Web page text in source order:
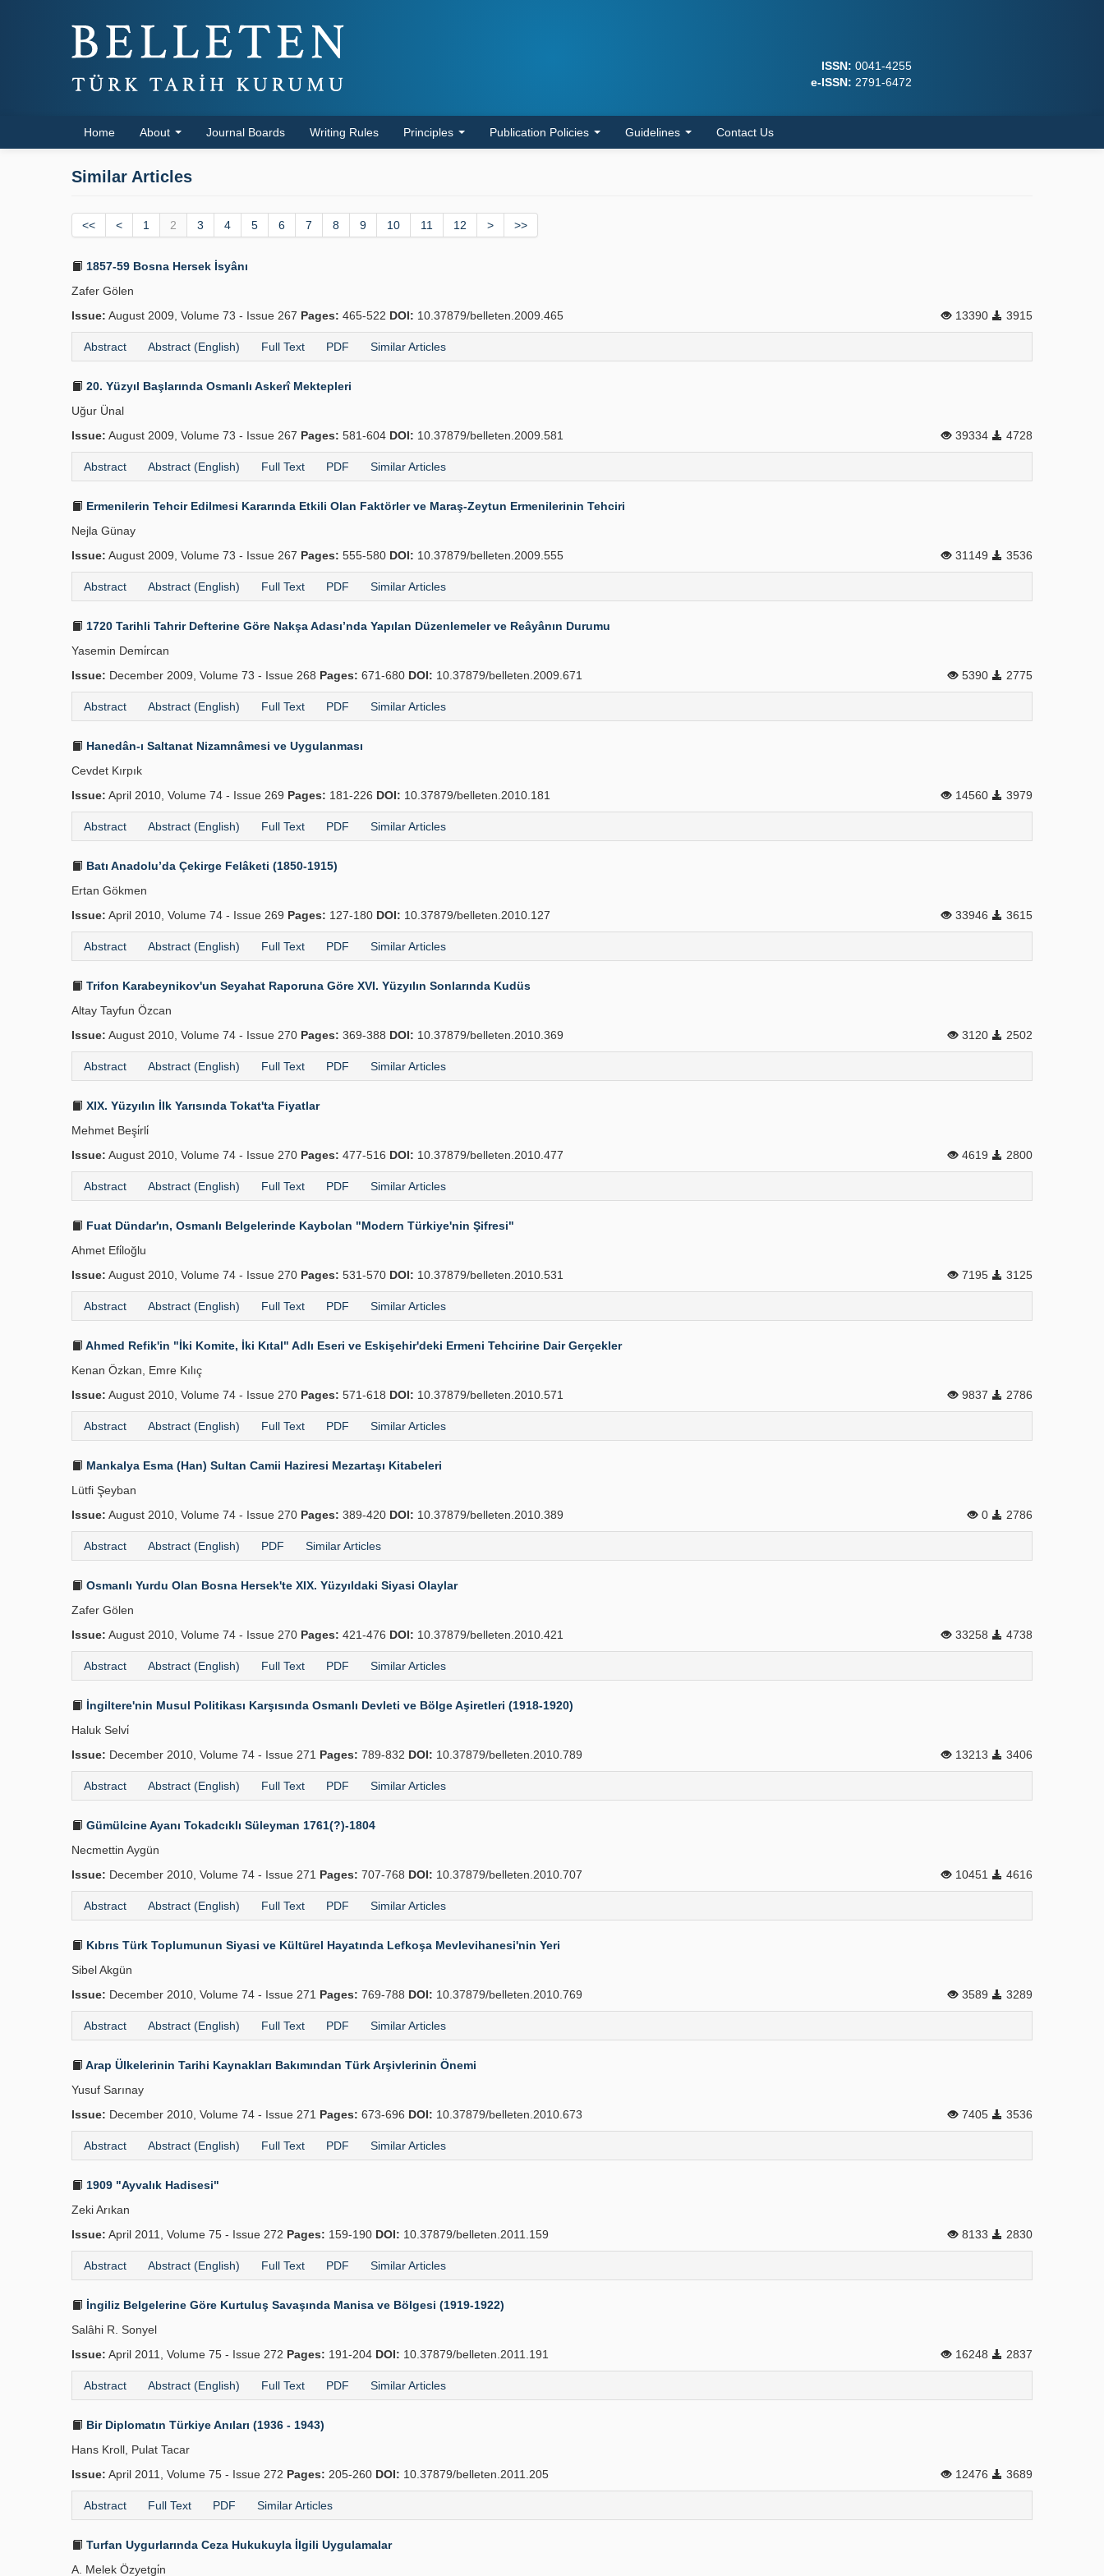
ISSN: 0041-4255
e-ISSN: 2791-6472
Home About Journal Boards Writing Rules Principles Publication Policies Guidelines Contact Us
Similar Articles
<< < 1 2 3 4 5 6 7 8 9 10 11 12 > >>
1857-59 Bosna Hersek İsyânı
Zafer Gölen
Issue: August 2009, Volume 73 - Issue 267 Pages: 465-522 DOI: 10.37879/belleten.2009.465 13390 3915
Abstract Abstract (English) Full Text PDF Similar Articles
20. Yüzyıl Başlarında Osmanlı Askerî Mektepleri
Uğur Ünal
Issue: August 2009, Volume 73 - Issue 267 Pages: 581-604 DOI: 10.37879/belleten.2009.581 39334 4728
Abstract Abstract (English) Full Text PDF Similar Articles
Ermenilerin Tehcir Edilmesi Kararında Etkili Olan Faktörler ve Maraş-Zeytun Ermenilerinin Tehciri
Nejla Günay
Issue: August 2009, Volume 73 - Issue 267 Pages: 555-580 DOI: 10.37879/belleten.2009.555 31149 3536
Abstract Abstract (English) Full Text PDF Similar Articles
1720 Tarihli Tahrir Defterine Göre Nakşa Adası’nda Yapılan Düzenlemeler ve Reâyânın Durumu
Yasemin Demi̇rcan
Issue: December 2009, Volume 73 - Issue 268 Pages: 671-680 DOI: 10.37879/belleten.2009.671 5390 2775
Abstract Abstract (English) Full Text PDF Similar Articles
Hanedân-ı Saltanat Nizamnâmesi ve Uygulanması
Cevdet Kırpık
Issue: April 2010, Volume 74 - Issue 269 Pages: 181-226 DOI: 10.37879/belleten.2010.181 14560 3979
Abstract Abstract (English) Full Text PDF Similar Articles
Batı Anadolu’da Çekirge Felâketi (1850-1915)
Ertan Gökmen
Issue: April 2010, Volume 74 - Issue 269 Pages: 127-180 DOI: 10.37879/belleten.2010.127 33946 3615
Abstract Abstract (English) Full Text PDF Similar Articles
Trifon Karabeynikov'un Seyahat Raporuna Göre XVI. Yüzyılın Sonlarında Kudüs
Altay Tayfun Özcan
Issue: August 2010, Volume 74 - Issue 270 Pages: 369-388 DOI: 10.37879/belleten.2010.369 3120 2502
Abstract Abstract (English) Full Text PDF Similar Articles
XIX. Yüzyılın İlk Yarısında Tokat'ta Fiyatlar
Mehmet Beşi̇rli̇
Issue: August 2010, Volume 74 - Issue 270 Pages: 477-516 DOI: 10.37879/belleten.2010.477 4619 2800
Abstract Abstract (English) Full Text PDF Similar Articles
Fuat Dündar'ın, Osmanlı Belgelerinde Kaybolan "Modern Türkiye'nin Şifresi"
Ahmet Efi̇loğlu
Issue: August 2010, Volume 74 - Issue 270 Pages: 531-570 DOI: 10.37879/belleten.2010.531 7195 3125
Abstract Abstract (English) Full Text PDF Similar Articles
Ahmed Refik'in "İki Komite, İki Kıtal" Adlı Eseri ve Eskişehir'deki Ermeni Tehcirine Dair Gerçekler
Kenan Özkan, Emre Kılıç
Issue: August 2010, Volume 74 - Issue 270 Pages: 571-618 DOI: 10.37879/belleten.2010.571 9837 2786
Abstract Abstract (English) Full Text PDF Similar Articles
Mankalya Esma (Han) Sultan Camii Haziresi Mezartaşı Kitabeleri
Lütfi Şeyban
Issue: August 2010, Volume 74 - Issue 270 Pages: 389-420 DOI: 10.37879/belleten.2010.389 0 2786
Abstract Abstract (English) PDF Similar Articles
Osmanlı Yurdu Olan Bosna Hersek'te XIX. Yüzyıldaki Siyasi Olaylar
Zafer Gölen
Issue: August 2010, Volume 74 - Issue 270 Pages: 421-476 DOI: 10.37879/belleten.2010.421 33258 4738
Abstract Abstract (English) Full Text PDF Similar Articles
İngiltere'nin Musul Politikası Karşısında Osmanlı Devleti ve Bölge Aşiretleri (1918-1920)
Haluk Selvi̇
Issue: December 2010, Volume 74 - Issue 271 Pages: 789-832 DOI: 10.37879/belleten.2010.789 13213 3406
Abstract Abstract (English) Full Text PDF Similar Articles
Gümülcine Ayanı Tokadcıklı Süleyman 1761(?)-1804
Necmettin Aygün
Issue: December 2010, Volume 74 - Issue 271 Pages: 707-768 DOI: 10.37879/belleten.2010.707 10451 4616
Abstract Abstract (English) Full Text PDF Similar Articles
Kıbrıs Türk Toplumunun Siyasi ve Kültürel Hayatında Lefkoşa Mevlevihanesi'nin Yeri
Sibel Akgün
Issue: December 2010, Volume 74 - Issue 271 Pages: 769-788 DOI: 10.37879/belleten.2010.769 3589 3289
Abstract Abstract (English) Full Text PDF Similar Articles
Arap Ülkelerinin Tarihi Kaynakları Bakımından Türk Arşivlerinin Önemi
Yusuf Sarınay
Issue: December 2010, Volume 74 - Issue 271 Pages: 673-696 DOI: 10.37879/belleten.2010.673 7405 3536
Abstract Abstract (English) Full Text PDF Similar Articles
1909 "Ayvalık Hadisesi"
Zeki Arıkan
Issue: April 2011, Volume 75 - Issue 272 Pages: 159-190 DOI: 10.37879/belleten.2011.159 8133 2830
Abstract Abstract (English) Full Text PDF Similar Articles
İngiliz Belgelerine Göre Kurtuluş Savaşında Manisa ve Bölgesi (1919-1922)
Salâhi R. Sonyel
Issue: April 2011, Volume 75 - Issue 272 Pages: 191-204 DOI: 10.37879/belleten.2011.191 16248 2837
Abstract Abstract (English) Full Text PDF Similar Articles
Bir Diplomatın Türkiye Anıları (1936 - 1943)
Hans Kroll, Pulat Tacar
Issue: April 2011, Volume 75 - Issue 272 Pages: 205-260 DOI: 10.37879/belleten.2011.205 12476 3689
Abstract Full Text PDF Similar Articles
Turfan Uygurlarında Ceza Hukukuyla İlgili Uygulamalar
A. Melek Özyetgi̇n